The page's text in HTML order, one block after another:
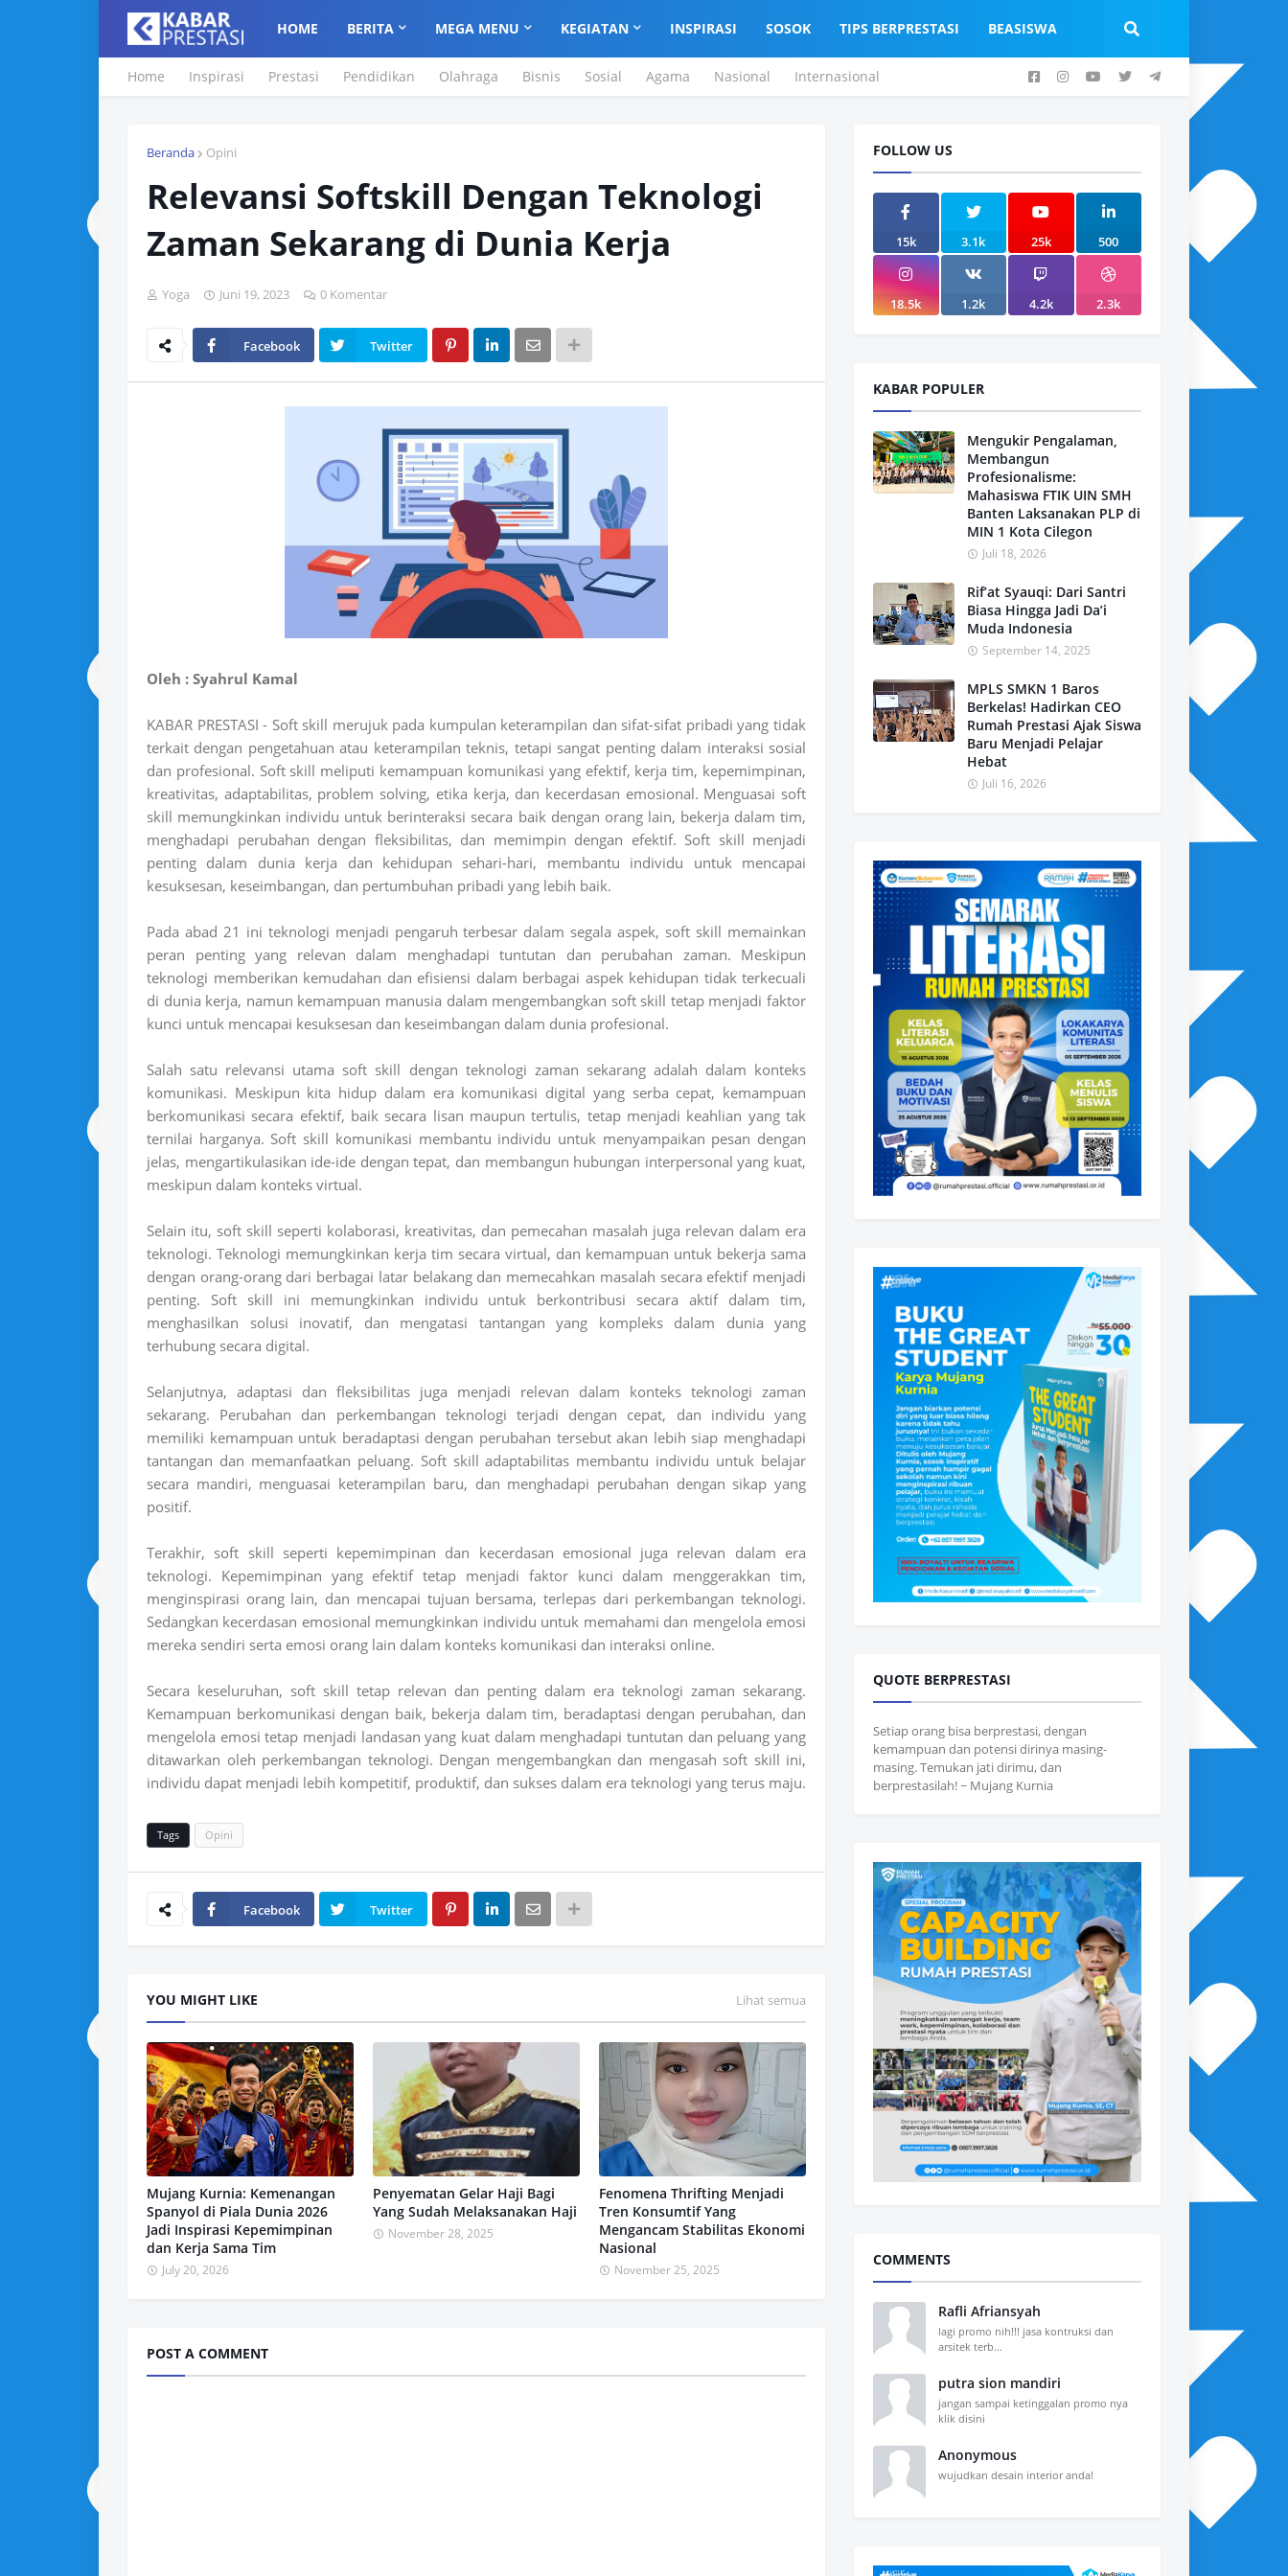
HOME BERITA MEGA MENU KEGIATAN INSPIRASI SOSOK TIPS BERPRESTASI BEASISWA
Home Inspirasi Prestasi Pendidikan Olahraga Bisnis Sosial Agama Nasional Internasional
Beranda Opini
Relevansi Softskill Dengan Teknologi
Zaman Sekarang di Dunia Kerja
Yoga Juni 19, 2023 0 Komentar
Facebook Twitter
Oleh : Syahrul Kamal
KABAR PRESTASI - Soft skill merujuk pada kumpulan keterampilan dan sifat-sifat pribadi yang tidak
terkait dengan pengetahuan atau keterampilan teknis, tetapi sangat penting dalam interaksi sosial
dan profesional. Soft skill meliputi kemampuan komunikasi yang efektif, kerja tim, kepemimpinan,
kreativitas, adaptabilitas, problem solving, etika kerja, dan kecerdasan emosional. Menguasai soft
skill memungkinkan individu untuk berinteraksi secara baik dengan orang lain, bekerja dalam tim,
menghadapi perubahan dengan fleksibilitas, dan memimpin dengan efektif. Soft skill menjadi
penting dalam dunia kerja dan kehidupan sehari-hari, membantu individu untuk mencapai
kesuksesan, keseimbangan, dan pertumbuhan pribadi yang lebih baik.
Pada abad 21 ini teknologi menjadi pengaruh terbesar dalam segala aspek, soft skill memainkan
peran penting yang relevan dalam menghadapi tuntutan dan perubahan zaman. Meskipun
teknologi memberikan kemudahan dan efisiensi dalam berbagai aspek kehidupan tidak terkecuali
di dunia kerja, namun kemampuan manusia dalam mengembangkan soft skill tetap menjadi faktor
kunci untuk mencapai kesuksesan dan keseimbangan dalam dunia profesional.
Salah satu relevansi utama soft skill dengan teknologi zaman sekarang adalah dalam konteks
komunikasi. Meskipun kita hidup dalam era komunikasi digital yang serba cepat, kemampuan
berkomunikasi secara efektif, baik secara lisan maupun tertulis, tetap menjadi keahlian yang tak
ternilai harganya. Soft skill komunikasi membantu individu untuk menyampaikan pesan dengan
jelas, mengartikulasikan ide-ide dengan tepat, dan membangun hubungan interpersonal yang kuat,
meskipun dalam konteks virtual.
Selain itu, soft skill seperti kolaborasi, kreativitas, dan pemecahan masalah juga relevan dalam era
teknologi. Teknologi memungkinkan kerja tim secara virtual, dan kemampuan untuk bekerja sama
dengan orang-orang dari berbagai latar belakang dan memecahkan masalah secara efektif menjadi
penting. Soft skill ini memungkinkan individu untuk berkontribusi secara aktif dalam tim,
menghasilkan solusi inovatif, dan mengatasi tantangan yang kompleks dalam dunia yang
terhubung secara digital.
Selanjutnya, adaptasi dan fleksibilitas juga menjadi relevan dalam konteks teknologi zaman
sekarang. Perubahan dan perkembangan teknologi terjadi dengan cepat, dan individu yang
memiliki kemampuan untuk beradaptasi dengan perubahan tersebut akan lebih siap menghadapi
tantangan dan memanfaatkan peluang. Soft skill adaptabilitas membantu individu untuk belajar
secara mandiri, menguasai keterampilan baru, dan menghadapi perubahan dengan sikap yang
positif.
Terakhir, soft skill seperti kepemimpinan dan kecerdasan emosional juga relevan dalam era
teknologi. Kepemimpinan yang efektif tetap menjadi faktor kunci dalam menggerakkan tim,
menginspirasi orang lain, dan mencapai tujuan bersama, terlepas dari perkembangan teknologi.
Sedangkan kecerdasan emosional memungkinkan individu untuk memahami dan mengelola emosi
mereka sendiri serta emosi orang lain dalam konteks komunikasi dan interaksi online.
Secara keseluruhan, soft skill tetap relevan dan penting dalam era teknologi zaman sekarang.
Kemampuan berkomunikasi dengan baik, bekerja dalam tim, beradaptasi dengan perubahan, dan
mengelola emosi tetap menjadi landasan yang kuat dalam menghadapi tuntutan dan peluang yang
ditawarkan oleh perkembangan teknologi. Dengan mengembangkan dan mengasah soft skill ini,
individu dapat menjadi lebih kompetitif, produktif, dan sukses dalam era teknologi yang terus maju.
Tags Opini
Facebook Twitter
YOU MIGHT LIKE Lihat semua
Mujang Kurnia: Kemenangan
Spanyol di Piala Dunia 2026
Jadi Inspirasi Kepemimpinan
dan Kerja Sama Tim
July 20, 2026
Penyematan Gelar Haji Bagi
Yang Sudah Melaksanakan Haji
November 28, 2025
Fenomena Thrifting Menjadi
Tren Konsumtif Yang
Mengancam Stabilitas Ekonomi
Nasional
November 25, 2025
POST A COMMENT
FOLLOW US
15k 3.1k 25k 500
18.5k 1.2k 4.2k 2.3k
KABAR POPULER
Mengukir Pengalaman,
Membangun
Profesionalisme:
Mahasiswa FTIK UIN SMH
Banten Laksanakan PLP di
MIN 1 Kota Cilegon
Juli 18, 2026
Rif’at Syauqi: Dari Santri
Biasa Hingga Jadi Da’i
Muda Indonesia
September 14, 2025
MPLS SMKN 1 Baros
Berkelas! Hadirkan CEO
Rumah Prestasi Ajak Siswa
Baru Menjadi Pelajar
Hebat
Juli 16, 2026
QUOTE BERPRESTASI
Setiap orang bisa berprestasi, dengan
kemampuan dan potensi dirinya masing-
masing. Temukan jati dirimu, dan
berprestasilah! ~ Mujang Kurnia
COMMENTS
Rafli Afriansyah
lagi promo nih!!! jasa kontruksi dan
arsitek terb...
putra sion mandiri
jangan sampai ketinggalan promo nya
klik disini
Anonymous
wujudkan desain interior anda!